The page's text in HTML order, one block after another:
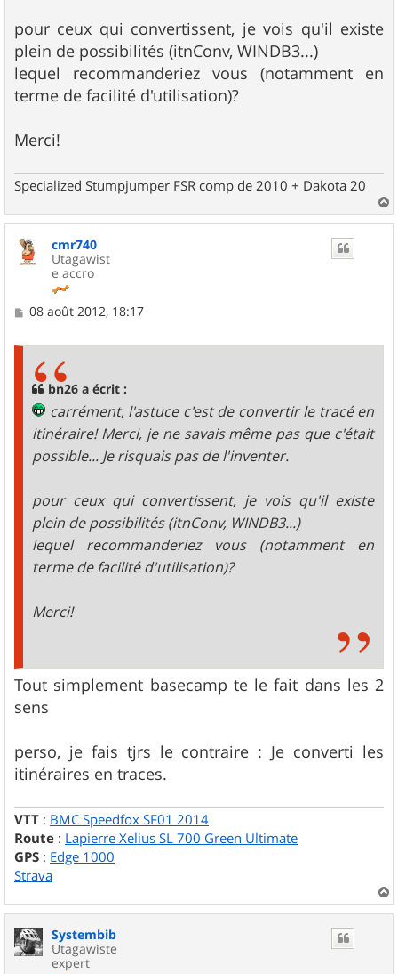
pour ceux qui convertissent, je vois qu'il existe
plein de possibilités (itnConv, WINDB3...)
lequel recommanderiez vous (notamment en
terme de facilité d'utilisation)?
Merci!
Specialized Stumpjumper FSR comp de 2010 + Dakota 20
a
cmr740
Utagawist
e accro
M
08 août 2012, 18:17
bn26 a écrit :
carrément, l'astuce c'est de convertir le tracé en
itinéraire! Merci, je ne savais même pas que c'était
possible... Je risquais pas de l'inventer.
pour ceux qui convertissent, je vois qu'il existe
plein de possibilités (itnConv, WINDB3...)
lequel recommanderiez vous (notamment en
terme de facilité d'utilisation)?
Merci!
Tout simplement basecamp te le fait dans les 2
sens
perso, je fais tjrs le contraire : Je converti les
itinéraires en traces.
VTT : BMC Speedfox SF01 2014
Route : Lapierre Xelius SL 700 Green Ultimate
GPS : Edge 1000
Strava
a
Systembib
Utagawiste
expert